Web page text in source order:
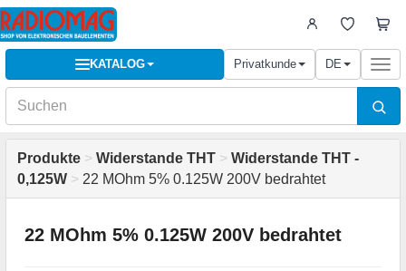
KATALOG Privatkunde DE
Produkte > Widerstande THT > Widerstande THT -
0,125W > 22 MOhm 5% 0.125W 200V bedrahtet
22 MOhm 5% 0.125W 200V bedrahtet